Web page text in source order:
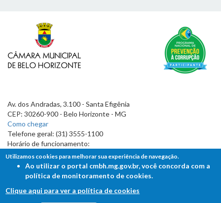
Av. dos Andradas, 3.100 - Santa Efigênia
CEP: 30260-900 - Belo Horizonte - MG
Como chegar
Telefone geral: (31) 3555-1100
Horário de funcionamento:
7h às 19h
Utilizamos cookies para melhorar sua experiência de navegação.
Ao utilizar o portal cmbh.mg.gov.br, você concorda com a
política de monitoramento de cookies.
Clique aqui para ver a política de cookies